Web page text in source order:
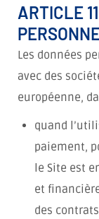
ARTICLE
Les données
avec des
européenne,
quand
paiement,
le Site est
et
des